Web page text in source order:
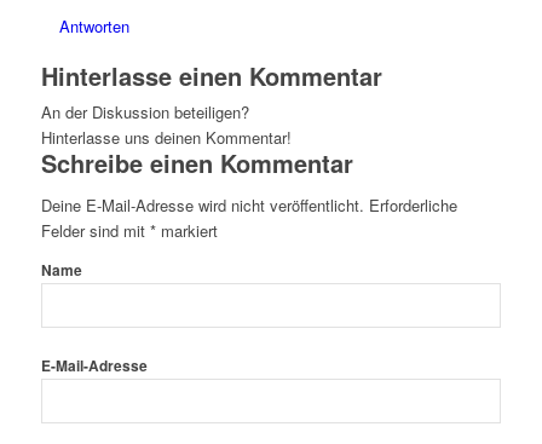
Antworten
Hinterlasse einen Kommentar
An der Diskussion beteiligen?
Hinterlasse uns deinen Kommentar!
Schreibe einen Kommentar
Deine E-Mail-Adresse wird nicht veröffentlicht. Erforderliche
Felder sind mit *markiert
Name
E-Mail-Adresse